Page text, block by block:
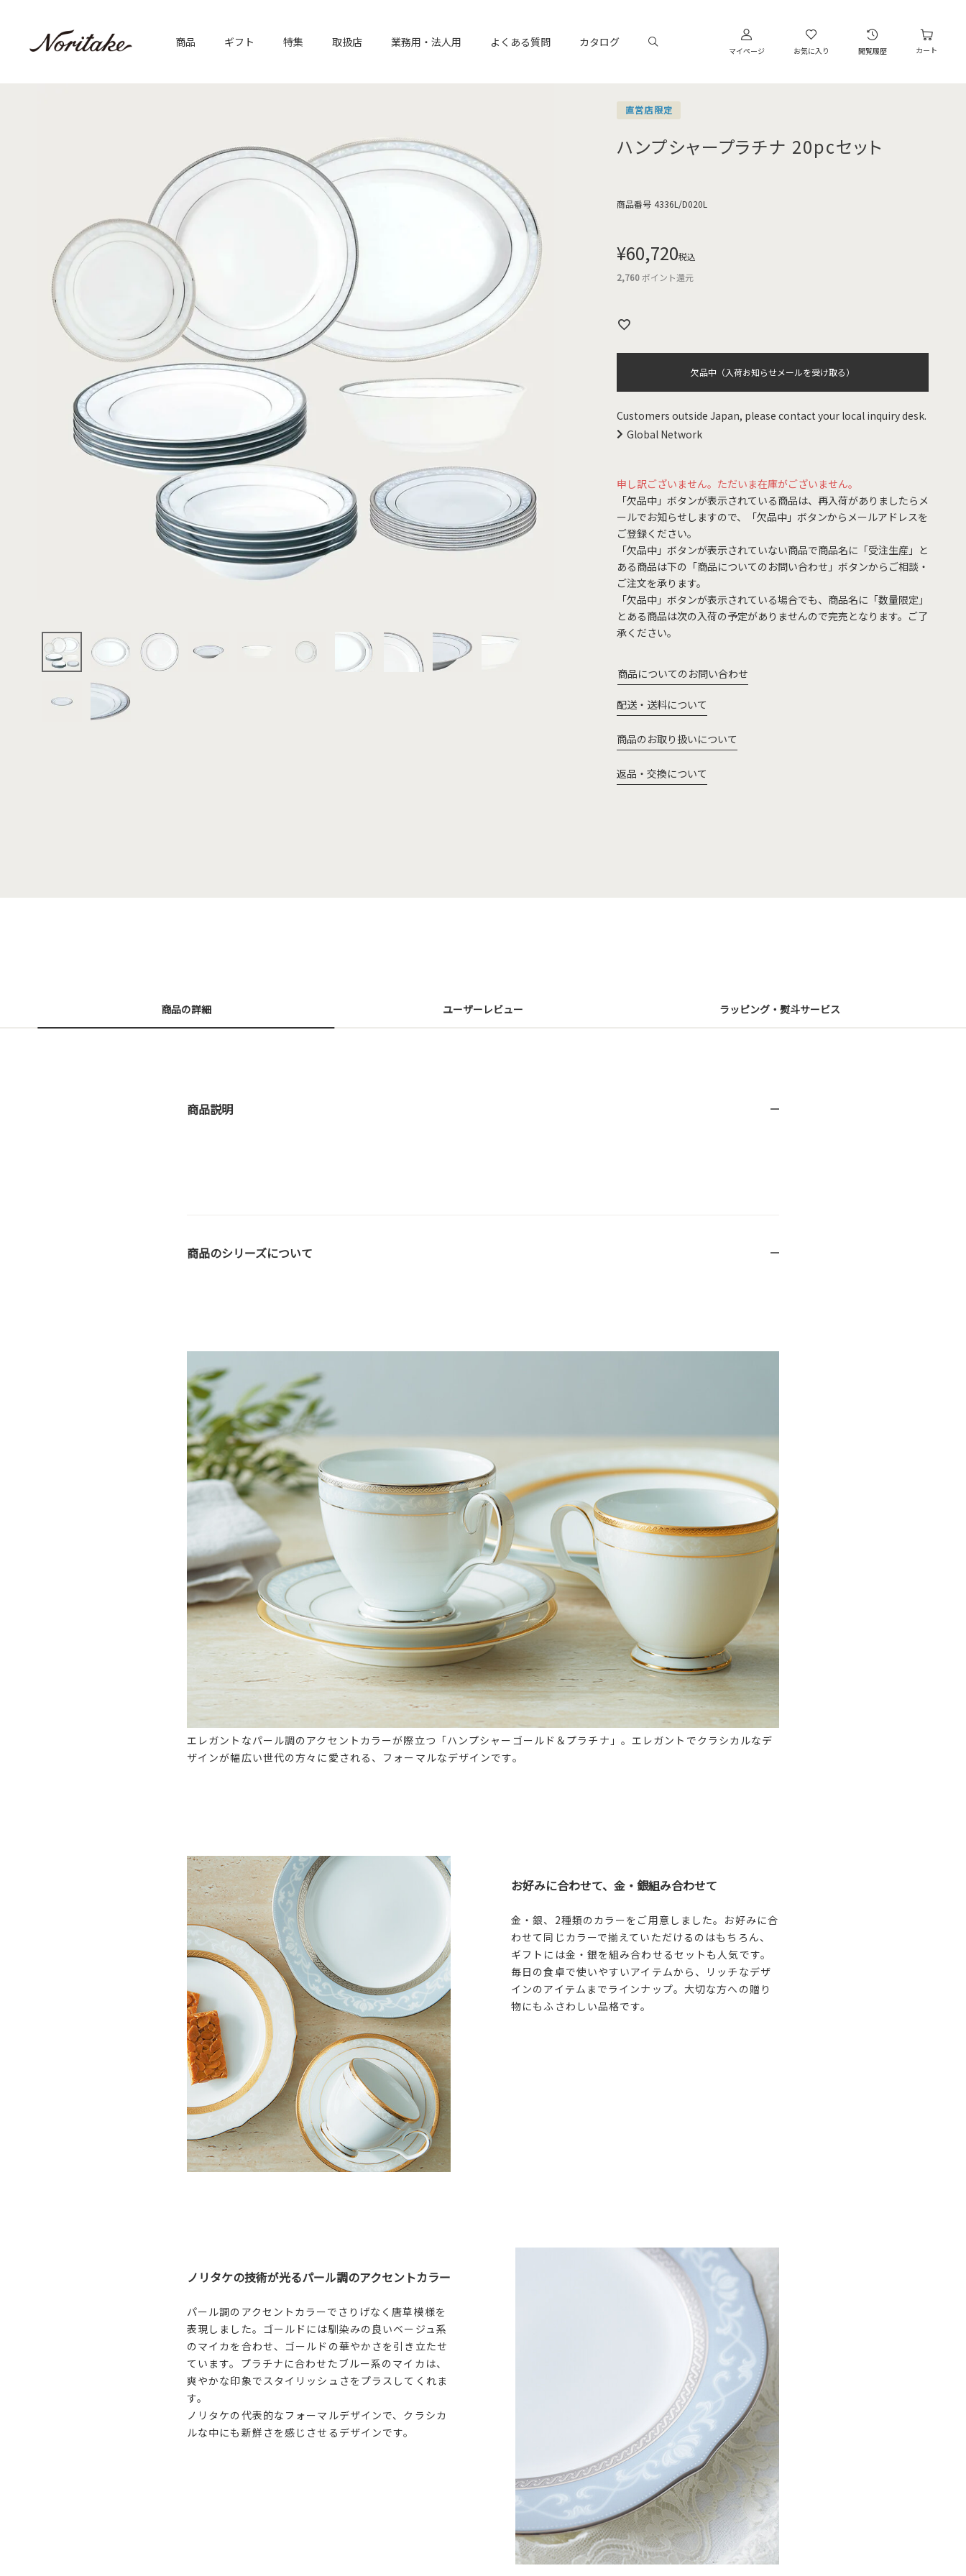
商品 ギフト 特集 取扱店 業務用・法人用 よくある質問 カタログ
マイページ お気に入り 閲覧履歴 カート
直営店限定
ハンプシャープラチナ 20pcセット
商品番号 4336L/D020L
¥60,720税込
2,760ポイント還元
欠品中（入荷お知らせメールを受け取る）
Customers outside Japan, please contact your local inquiry desk.
Global Network
申し訳ございません。ただいま在庫がございません。
「欠品中」ボタンが表示されている商品は、再入荷がありましたらメ
ールでお知らせしますので、「欠品中」ボタンからメールアドレスを
ご登録ください。
「欠品中」ボタンが表示されていない商品で商品名に「受注生産」と
ある商品は下の「商品についてのお問い合わせ」ボタンからご相談・
ご注文を承ります。
「欠品中」ボタンが表示されている場合でも、商品名に「数量限定」
とある商品は次の入荷の予定がありませんので完売となります。ご了
承ください。
商品についてのお問い合わせ
配送・送料について
商品のお取り扱いについて
返品・交換について
商品の詳細 ユーザーレビュー ラッピング・熨斗サービス
商品説明
商品のシリーズについて
エレガントなパール調のアクセントカラーが際立つ「ハンプシャーゴールド＆プラチナ」。エレガントでクラシカルなデ
ザインが幅広い世代の方々に愛される、フォーマルなデザインです。
お好みに合わせて、金・銀組み合わせて
金・銀、2種類のカラーをご用意しました。お好みに合
わせて同じカラーで揃えていただけるのはもちろん、
ギフトには金・銀を組み合わせるセットも人気です。
毎日の食卓で使いやすいアイテムから、リッチなデザ
インのアイテムまでラインナップ。大切な方への贈り
物にもふさわしい品格です。
ノリタケの技術が光るパール調のアクセントカラー
パール調のアクセントカラーでさりげなく唐草模様を
表現しました。ゴールドには馴染みの良いベージュ系
のマイカを合わせ、ゴールドの華やかさを引き立たせ
ています。プラチナに合わせたブルー系のマイカは、
爽やかな印象でスタイリッシュさをプラスしてくれま
す。
ノリタケの代表的なフォーマルデザインで、クラシカ
ルな中にも新鮮さを感じさせるデザインです。